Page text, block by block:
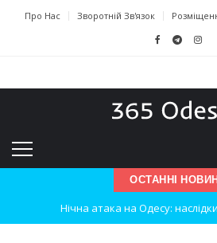
Про Нас Зворотній Зв'язок
ОСТАННІ
Нічна атака на Одесу: